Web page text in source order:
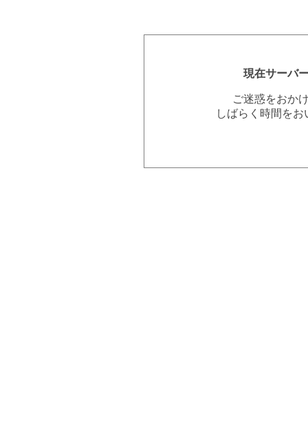
現在サーバ
ご迷惑をおか
しばらく時間を